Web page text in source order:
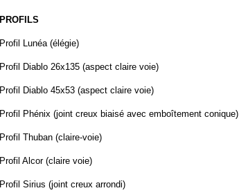
PROFILS
Profil Lunéa (élégie)
Profil Diablo 26x135 (aspect claire voie)
Profil Diablo 45x53 (aspect claire voie)
Profil Phénix (joint creux biaisé avec emboîtement conique)
Profil Thuban (claire-voie)
Profil Alcor (claire voie)
Profil Sirius (joint creux arrondi)